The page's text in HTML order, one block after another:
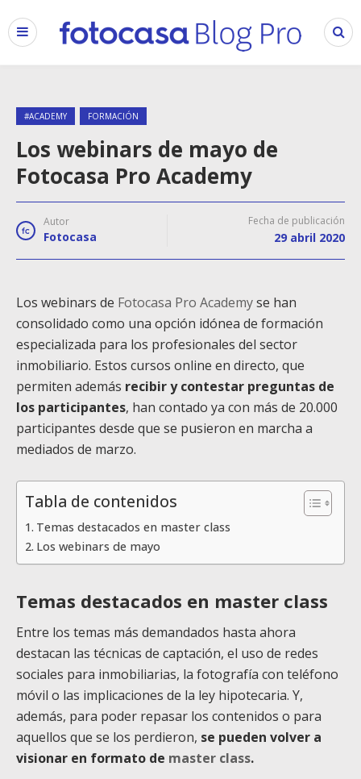
#ACADEMY FORMACIÓN
Los webinars de mayo de
Fotocasa Pro Academy
Autor
Fotocasa
Fecha de publicación
29 abril 2020
Los webinars de Fotocasa Pro Academyse han
consolidado como una opción idónea de formación
especializada para los profesionales del sector
inmobiliario. Estos cursos online en directo, que
permiten además recibir y contestar preguntas de
los participantes, han contado ya con más de 20.000
participantes desde que se pusieron en marcha a
mediados de marzo.
Tabla de contenidos
Temas destacados en master class
Los webinars de mayo
Temas destacados en master class
Entre los temas más demandados hasta ahora
destacan las técnicas de captación, el uso de redes
sociales para inmobiliarias, la fotografía con teléfono
móvil o las implicaciones de la ley hipotecaria. Y,
además, para poder repasar los contenidos o para
aquellos que se los perdieron, se pueden volver a
visionar en formato de master class.